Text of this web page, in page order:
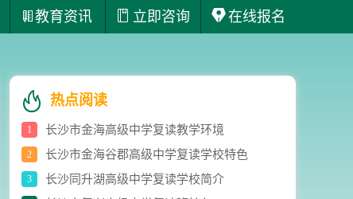
教育资讯 立即咨询 在线报名
热点阅读
1 长沙市金海高级中学复读教学环境
2 长沙市金海谷郡高级中学复读学校特色
3 长沙同升湖高级中学复读学校简介